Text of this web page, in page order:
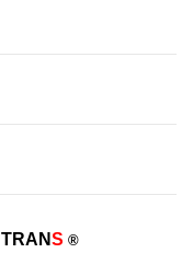
TRANS ®